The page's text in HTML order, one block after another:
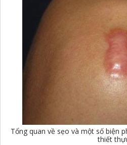
Tổng quan về sẹo và một số biện
thiết